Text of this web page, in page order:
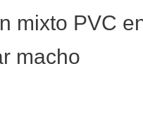
mixto PVC
macho